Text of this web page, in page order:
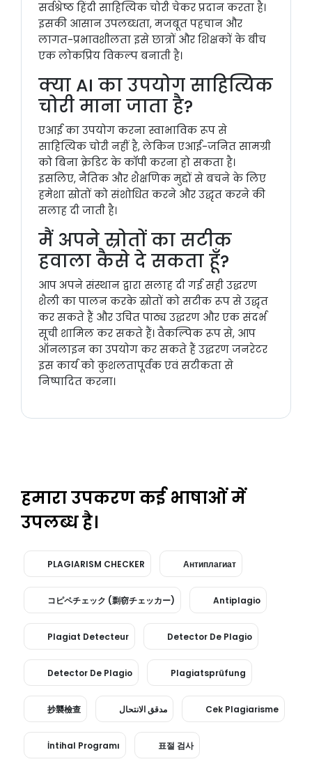
सर्वश्रेष्ठ हिंदी साहित्यिक चोरी चेकर प्रदान करता है।
इसकी आसान उपलब्धता, मजबूत पहचान और
लागत-प्रभावशीलता इसे छात्रों और शिक्षकों के बीच
एक लोकप्रिय विकल्प बनाती है।
क्या AI का उपयोग साहित्यिक
चोरी माना जाता है?
एआई का उपयोग करना स्वाभाविक रूप से
साहित्यिक चोरी नहीं है, लेकिन एआई-जनित सामग्री
को बिना क्रेडिट के कॉपी करना हो सकता है।
इसलिए, नैतिक और शैक्षणिक मुद्दों से बचने के लिए
हमेशा स्रोतों को संशोधित करने और उद्धृत करने की
सलाह दी जाती है।
मैं अपने स्रोतों का सटीक
हवाला कैसे दे सकता हूँ?
आप अपने संस्थान द्वारा सलाह दी गई सही उद्धरण
शैली का पालन करके स्रोतों को सटीक रूप से उद्धृत
कर सकते हैं और उचित पाठ्य उद्धरण और एक संदर्भ
सूची शामिल कर सकते हैं। वैकल्पिक रूप से, आप
ऑनलाइन का उपयोग कर सकते हैं उद्धरण जनरेटर
इस कार्य को कुशलतापूर्वक एवं सटीकता से
निष्पादित करना।
हमारा उपकरण कई भाषाओं में
उपलब्ध है।
PLAGIARISM CHECKER Антиплагиат
コピペチェック (剽窃チェッカー) Antiplagio
Plagiat Detecteur Detector De Plagio
Detector De Plagio Plagiatsprüfung
抄襲檢查 مدقق الانتحال Cek Plagiarisme
İntihal Programı 표절 검사